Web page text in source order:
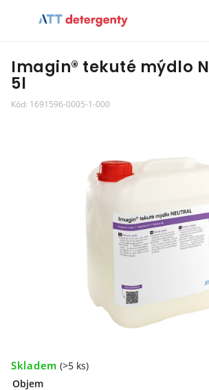
Imagin® tekuté mýdlo
5l
Kód: 1691596-0005-1-000
Skladem (>5 ks)
Objem